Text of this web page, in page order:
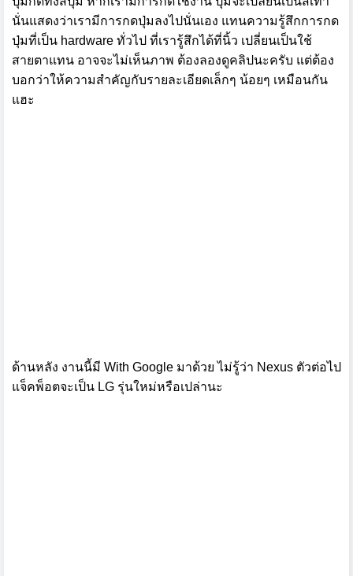
นั่นแสดงว่าเรามีการกดปุ่มลงไปนั่นเอง แทนความรู้สึกการกด
ปุ่มที่เป็น hardware ทั่วไป ที่เรารู้สึกได้ที่นิ้ว เปลี่ยนเป็นใช้
สายตาแทน อาจจะไม่เห็นภาพ ต้องลองดูคลิปนะครับ แต่ต้อง
บอกว่าให้ความสำคัญกับรายละเอียดเล็กๆ น้อยๆ เหมือนกัน
แฮะ
ด้านหลัง งานนี้มี With Google มาด้วย ไม่รู้ว่า Nexus ตัวต่อไป
แจ็คพ็อตจะเป็น LG รุ่นใหม่หรือเปล่านะ